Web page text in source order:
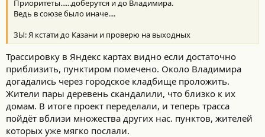
Приоритеты......доберутся и до Владимира.
Ведь в союзе было иначе....
ЗЫ: Я кстати до Казани и проверю на выходных
Трассировку в Яндекс картах видно если достаточно
приблизить, пунктиром помечено. Около Владимира
догадались через городское кладбище проложить.
Жители пары деревень скандалили, что близко к их
домам. В итоге проект переделали, и теперь трасса
пойдёт вблизи множества других нас. пунктов, жителей
которых уже мягко послали.